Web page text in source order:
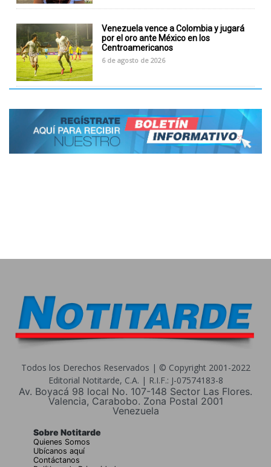
Venezuela vence a Colombia y jugará
por el oro ante México en los
Centroamericanos
6 de agosto de 2026
Todos los Derechos Reservados | © Copyright 2001-2022
Editorial Notitarde, C.A. | R.I.F.: J-07574183-8
Av. Boyacá 98 local No. 107-148 Sector Las Flores.
Valencia, Carabobo. Zona Postal 2001
Venezuela
Sobre Notitarde
Quienes Somos
Ubícanos aquí
Contáctanos